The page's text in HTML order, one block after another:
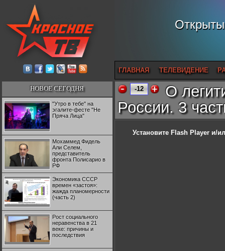
ГЛАВНАЯ ТЕЛЕВИДЕНИЕ
НОВОЕ СЕГОДНЯ
"Утро в тебе" на
эгалите-фесте "Не
Пряча Лица"
Мохаммед Фидель
Али Селем,
представитель
фронта Полисарио в
РФ
Экономика СССР
времен «застоя»:
жажда планомерности
(часть 2)
Рост социального
неравенства в 21
веке: причины и
последствия
-12
О
России. 3
Установите Flash Player и/